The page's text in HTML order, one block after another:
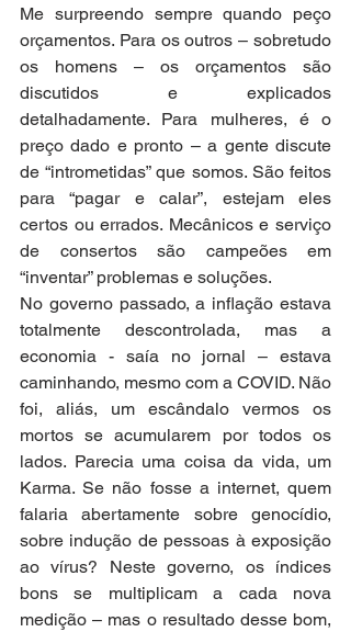
Me surpreendo sempre quando peço
orçamentos. Para os outros – sobretudo
os homens – os orçamentos são
discutidos e explicados
detalhadamente. Para mulheres, é o
preço dado e pronto – a gente discute
de “intrometidas” que somos. São feitos
para “pagar e calar”, estejam eles
certos ou errados. Mecânicos e serviço
de consertos são campeões em
“inventar” problemas e soluções.
No governo passado, a inflação estava
totalmente descontrolada, mas a
economia - saía no jornal – estava
caminhando, mesmo com a COVID. Não
foi, aliás, um escândalo vermos os
mortos se acumularem por todos os
lados. Parecia uma coisa da vida, um
Karma. Se não fosse a internet, quem
falaria abertamente sobre genocídio,
sobre indução de pessoas à exposição
ao vírus? Neste governo, os índices
bons se multiplicam a cada nova
medição – mas o resultado desse bom,